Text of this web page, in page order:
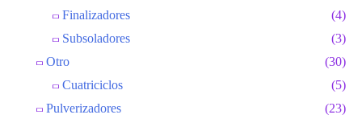
Finalizadores
(4)
Subsoladores
(3)
Otro
(30)
Cuatriciclos
(5)
Pulverizadores
(23)